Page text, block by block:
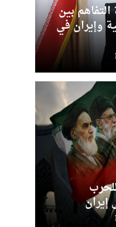
بين
وإيران في
إيران